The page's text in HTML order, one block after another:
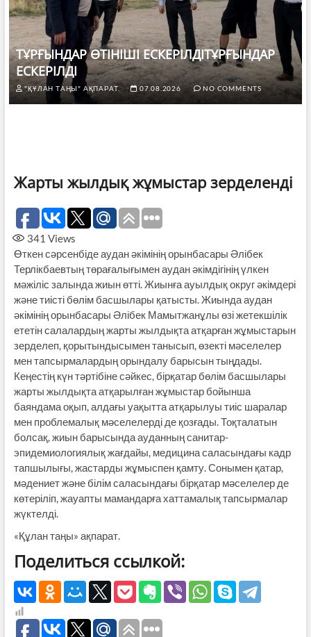
ТҰРҒЫНДАР ӨТІНІШІ ЕСКЕРІЛДІТҰРҒЫНДАР
ЕСКЕРІЛДІ
"ҚҰЛАН ТАҢЫ" АҚПАРАТ. 07.08.2026 NO COMMENTS
Жарты жылдық жұмыстар зерделенді
341 Views
Өткен сәрсенбіде аудан әкімінің орынбасары Әлібек
Терлікбаевтың төрағалығымен аудан әкімдігінің үлкен
мәжіліс залында жиын өтті. Жиынға ауылдық округ әкімдері
және тиісті бөлім басшылары қатысты. Жиында аудан
әкімінің орынбасары Әлібек Мамытжанұлы өзі жетекшілік
ететін салалардың жарты жылдықта атқарған жұмыстарын
зерделеп, қорытындысымен танысып, өзекті мәселелер
мен тапсырмалардың орындалу барысын тыңдады.
Кеңестің күн тәртібіне сәйкес, бірқатар бөлім басшылары
жарты жылдықта атқарылған жұмыстар бойынша
баяндама оқып, алдағы уақытта атқарылуы тиіс шаралар
мен проблемалық мәселелерді де қозғады. Тоқталатын
болсақ, жиын барысында ауданның санитар-
эпидемиологиялық жағдайы, медицина саласындағы кадр
тапшылығы, жастарды жұмыспен қамту. Сонымен қатар,
мәдениет және білім саласындағы бірқатар мәселелер де
көтеріліп, жауапты мамандарға хаттамалық тапсырмалар
жүктелді.
«Құлан таңы» ақпарат.
Поделиться ссылкой: